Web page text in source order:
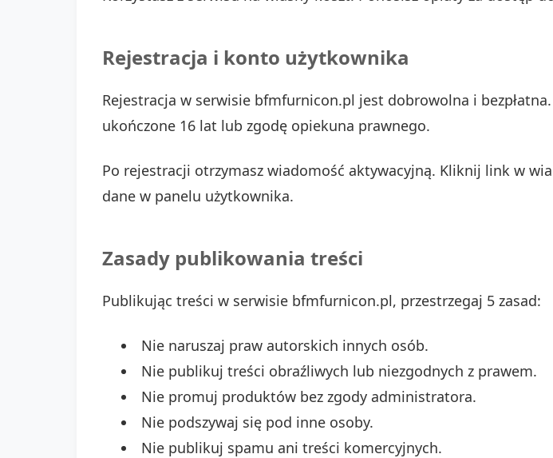
Rejestracja i konto użytkownika
Rejestracja w serwisie bfmfurnicon.pl jest dobrowolna i
ukończone 16 lat lub zgodę opiekuna prawnego.
Po rejestracji otrzymasz wiadomość aktywacyjną. Kliknij link w
dane w panelu użytkownika.
Zasady publikowania treści
Publikując treści w serwisie bfmfurnicon.pl, przestrzegaj 5 zasad:
Nie naruszaj praw autorskich innych osób.
Nie publikuj treści obraźliwych lub niezgodnych z prawem.
Nie promuj produktów bez zgody administratora.
Nie podszywaj się pod inne osoby.
Nie publikuj spamu ani treści komercyjnych.